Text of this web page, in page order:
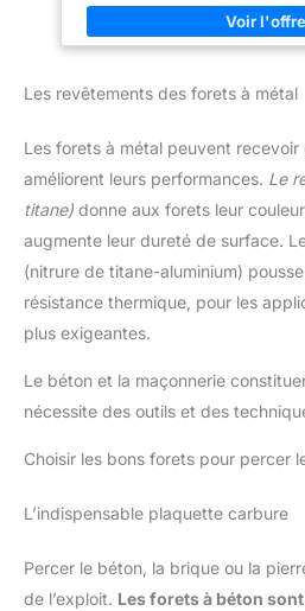
Comme nos forets à paliers peuvent
ces nombreux produits compétitifs
de HSS Co5 avec le revêtement
des copeaux. Ne se coince pas
marque, une livraison et un service
problème.
Les revêtements des forets à métal
Les forets à métal peuvent
améliorent leurs performances. Le
titane) donne aux forets leur
augmente leur dureté de surface.
(nitrure de titane-aluminium)
résistance thermique, pour les
plus exigeantes.
Le béton et la maçonnerie
nécessite des outils et des
Choisir les bons forets pour percer
L’indispensable plaquette carbure
Percer le béton, la brique ou la
de l’exploit. Les forets à béton